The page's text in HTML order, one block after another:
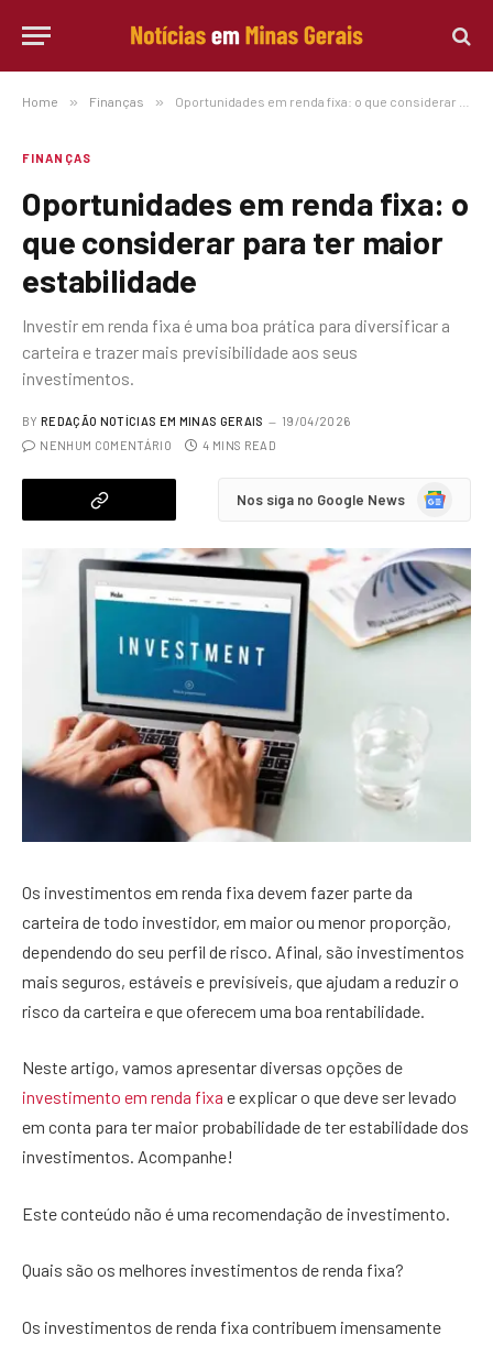
Home » Finanças » Oportunidades em renda fixa: o que considerar para ter maior estabilidade
FINANÇAS
Oportunidades em renda fixa: o
que considerar para ter maior
estabilidade
Investir em renda fixa é uma boa prática para diversificar a
carteira e trazer mais previsibilidade aos seus
investimentos.
BY REDAÇÃO NOTÍCIAS EM MINAS GERAIS
19/04/2026
NENHUM COMENTÁRIO
4 MINS READ
Nos siga no Google News
Google
Os investimentos em renda fixa devem fazer parte da
carteira de todo investidor, em maior ou menor proporção,
dependendo do seu perfil de risco. Afinal, são investimentos
mais seguros, estáveis e previsíveis, que ajudam a reduzir o
risco da carteira e que oferecem uma boa rentabilidade.
Neste artigo, vamos apresentar diversas opções de
investimento em renda fixa e explicar o que deve ser levado
em conta para ter maior probabilidade de ter estabilidade dos
investimentos. Acompanhe!
Este conteúdo não é uma recomendação de investimento.
Quais são os melhores investimentos de renda fixa?
Os investimentos de renda fixa contribuem imensamente